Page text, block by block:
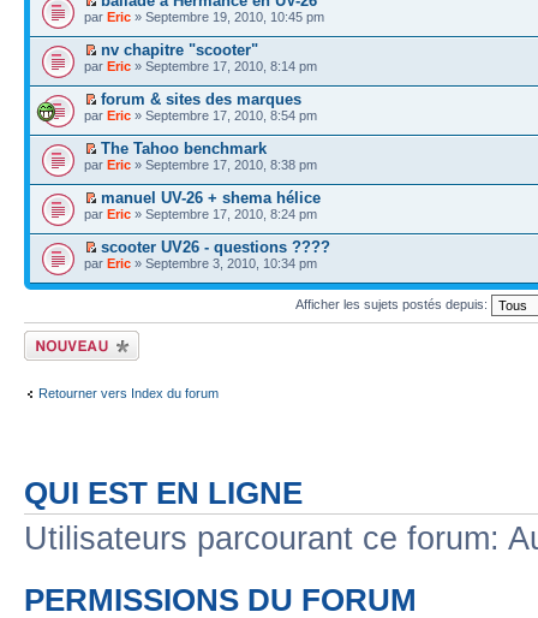
par Eric » Septembre 19, 2010, 10:45 pm
nv chapitre "scooter"
par Eric » Septembre 17, 2010, 8:14 pm
forum & sites des marques
par Eric » Septembre 17, 2010, 8:54 pm
The Tahoo benchmark
par Eric » Septembre 17, 2010, 8:38 pm
manuel UV-26 + shema hélice
par Eric » Septembre 17, 2010, 8:24 pm
scooter UV26 - questions ????
par Eric » Septembre 3, 2010, 10:34 pm
Afficher les sujets postés depuis:
Écrire un nouveau
sujet
Retourner vers Index du forum
QUI EST EN LIGNE
Utilisateurs parcourant ce forum:
PERMISSIONS DU FORUM